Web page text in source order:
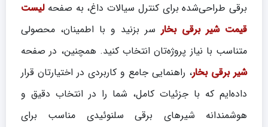
برقی طراحی‌شده برای کنترل سیالات داغ، به صفحهلیست
قیمت شیر برقی بخارسر بزنید و با اطمینان، محصولی
متناسب با نیاز پروژه‌تان انتخاب کنید. همچنین، در صفحه
شیر برقی بخار، راهنمایی جامع و کاربردی در اختیارتان قرار
داده‌ایم که با جزئیات کامل، شما را در انتخاب دقیق و
هوشمندانه شیرهای برقی سلنوئیدی مناسب برای